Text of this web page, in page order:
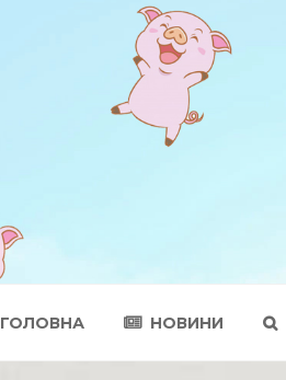
ГОЛОВНА НОВИНИ